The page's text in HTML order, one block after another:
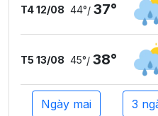
T4 12/08 44°/ 37°
T5 13/08 45°/ 38°
Ngày mai 3